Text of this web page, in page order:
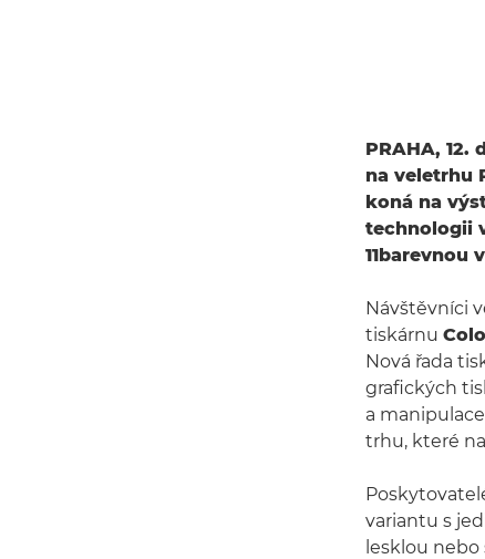
PRAHA,
na veletrhu
koná na
technologii
Návštěvníci
tiskárnu
Nová řada
grafických
a
trhu, které
variantu s
lesklou